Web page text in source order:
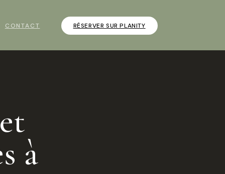
CONTACT RÉSERVER SUR PLANITY
à